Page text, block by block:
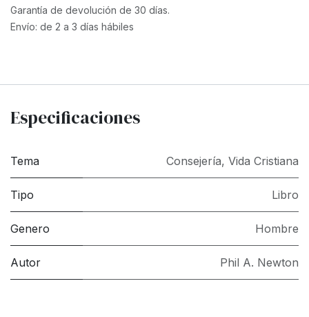
Garantía de devolución de 30 días.
Envío: de 2 a 3 días hábiles
Especificaciones
Tema Consejería, Vida Cristiana
Tipo Libro
Genero Hombre
Autor Phil A. Newton